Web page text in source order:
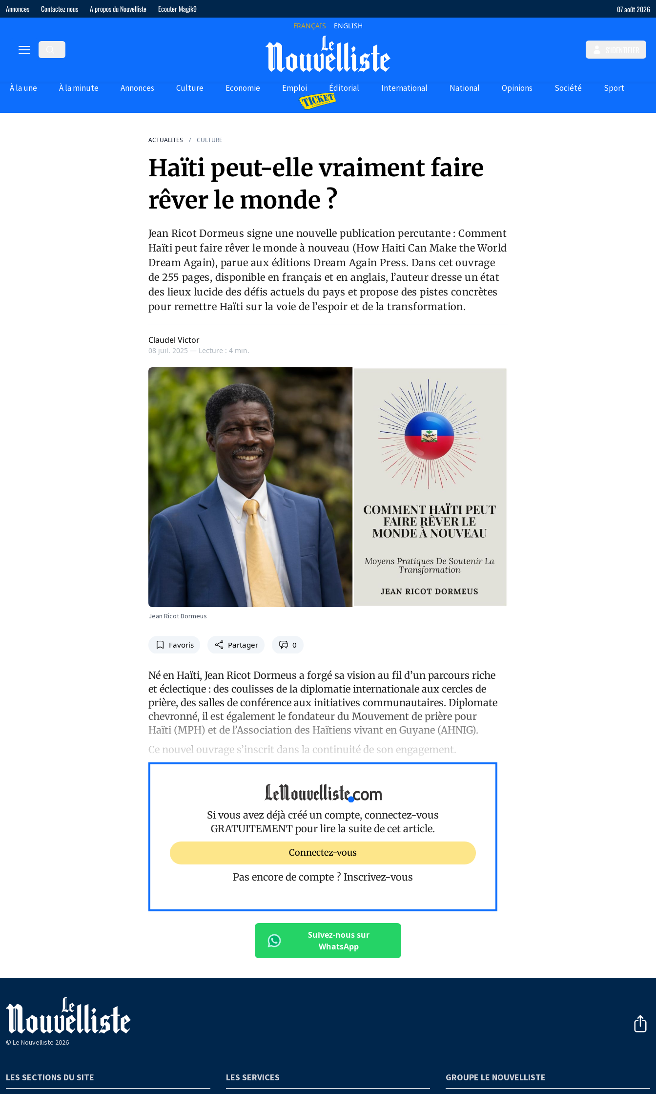
Annonces Contactez nous A propos du Nouvelliste Ecouter Magik9 07 août 2026
FRANÇAIS ENGLISH
À la une À la minute Annonces Culture Economie Emploi Éditorial International National Opinions Société Sport
ACTUALITES CULTURE
Haïti peut-elle vraiment faire
rêver le monde ?
Jean Ricot Dormeus signe une nouvelle publication percutante : Comment
Haïti peut faire rêver le monde à nouveau (How Haiti Can Make the World
Dream Again), parue aux éditions Dream Again Press. Dans cet ouvrage
de 255 pages, disponible en français et en anglais, l’auteur dresse un état
des lieux lucide des défis actuels du pays et propose des pistes concrètes
pour remettre Haïti sur la voie de l’espoir et de la transformation.
Claudel Victor
08 juil. 2025 — Lecture : 4 min.
Jean Ricot Dormeus
Favoris Partager 0
Né en Haïti, Jean Ricot Dormeus a forgé sa vision au fil d’un parcours riche
et éclectique : des coulisses de la diplomatie internationale aux cercles de
prière, des salles de conférence aux initiatives communautaires. Diplomate
chevronné, il est également le fondateur du Mouvement de prière pour
Haïti (MPH) et de l’Association des Haïtiens vivant en Guyane (AHNIG).
Ce nouvel ouvrage s’inscrit dans la continuité de son engagement.
Si vous avez déjà créé un compte, connectez-vous
GRATUITEMENT pour lire la suite de cet article.
Connectez-vous
Pas encore de compte ? Inscrivez-vous
Suivez-nous sur
WhatsApp
© Le Nouvelliste 2026
LES SECTIONS DU SITE LES SERVICES GROUPE LE NOUVELLISTE